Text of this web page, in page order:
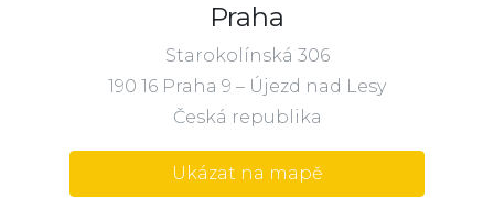
Praha
Starokolínská 306
190 16 Praha 9 – Újezd nad Lesy
Česká republika
Ukázat na mapě